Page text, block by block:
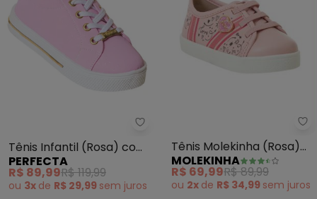
Perfecta - Tênis Infantil (Rosa)
Tênis Infantil (Rosa) com
Adereço Dourado
PERFECTA
R$ 89,99R$ 119,99
ou 3x de R$ 29,99 sem juros
Tênis Molekinha (Rosa)
em Sintético
MOLEKINHA
R$ 69,99R$ 89,99
ou 2x de R$ 34,99 sem juros